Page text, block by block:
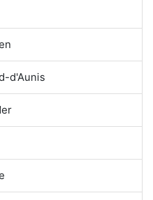
d'Aunis